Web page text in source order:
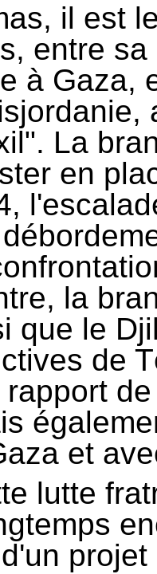
il est
entre
à Gaza,
La
en
la
que le
de
et
lutte